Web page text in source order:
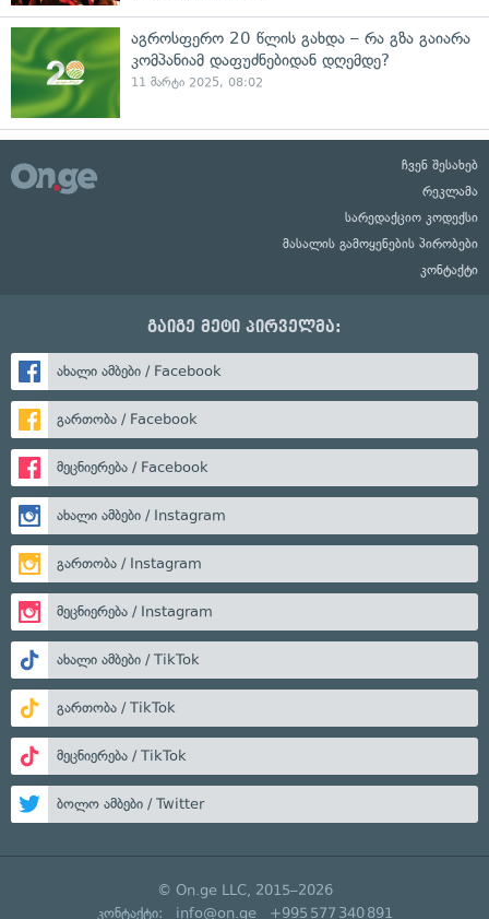
აგროსფერო 20 წლის გახდა – რა გზა გაიარა
კომპანიამ დაფუძნებიდან დღემდე?
11 მარტი 2025, 08:02
ჩვენ შესახებ
რეკლამა
სარედაქციო კოდექსი
მასალის გამოყენების პირობები
კონტაქტი
გაიგე მეტი პირველმა:
ახალი ამბები / Facebook
გართობა / Facebook
მეცნიერება / Facebook
ახალი ამბები / Instagram
გართობა / Instagram
მეცნიერება / Instagram
ახალი ამბები / TikTok
გართობა / TikTok
მეცნიერება / TikTok
ბოლო ამბები / Twitter
© On.ge LLC, 2015–2026
კონტაქტი: info@on.ge +995 577 340 891